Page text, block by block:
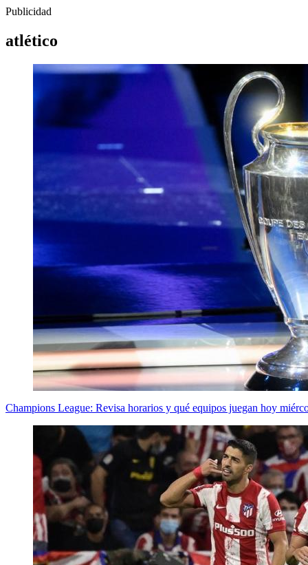
Publicidad
atlético
Champions League: Revisa horarios y qué equipos juegan hoy